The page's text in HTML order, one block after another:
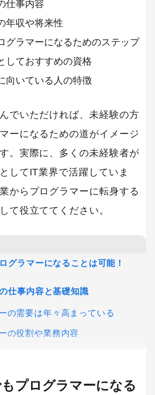
仕事内容
年収や将来性
グラマーになるためのステップ
しておすすめの資格
向いている人の特徴
でいただければ、未経験の方
ーになるための道がイメージ
。実際に、多くの未経験者が
してIT業界で活躍していま
からプログラマーに転身する
て役立ててください。
グラマーになることは可能！
仕事内容と基礎知識
の需要は年々高まっている
の役割や業務内容
グラマーになるための5ステップ
プログラマーになる